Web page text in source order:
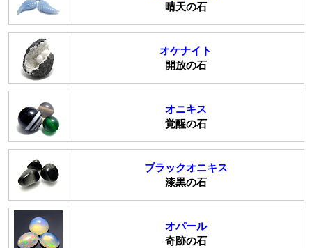
晴天の石
オケナイト
開放の石
オニキス
覚醒の石
ブラックオニキス
漆黒の石
オパール
奇跡の石